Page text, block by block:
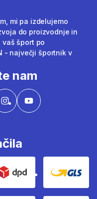
mi pa izdelujemo
do proizvodnje in
vaš šport po
- največji športnik v
nam
Dpd Gls